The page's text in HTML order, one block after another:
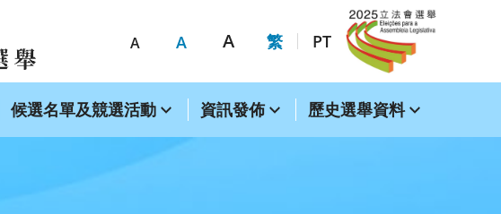
A A A 繁 PT
候選名單及競選活動 資訊發佈 歷史選舉資料